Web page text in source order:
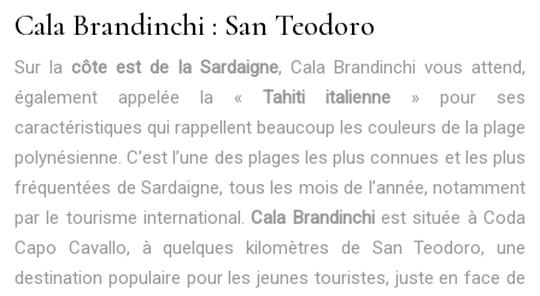
Cala Brandinchi : San Teodoro
Sur lacôte est de la Sardaigne, Cala Brandinchi vous attend,
également appelée la « Tahiti italienne » pour ses
caractéristiques qui rappellent beaucoup les couleurs de la plage
polynésienne. C’est l’une des plages les plus connues et les plus
fréquentées de Sardaigne, tous les mois de l’année, notamment
par le tourisme international.Cala Brandinchiest située à Coda
Capo Cavallo, à quelques kilomètres de San Teodoro, une
destination populaire pour les jeunes touristes, juste en face de